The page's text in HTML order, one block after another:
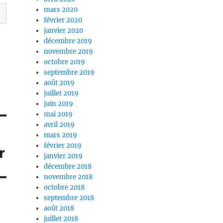
mars 2020
février 2020
janvier 2020
décembre 2019
novembre 2019
octobre 2019
septembre 2019
août 2019
juillet 2019
juin 2019
mai 2019
avril 2019
mars 2019
février 2019
janvier 2019
décembre 2018
novembre 2018
octobre 2018
septembre 2018
août 2018
juillet 2018